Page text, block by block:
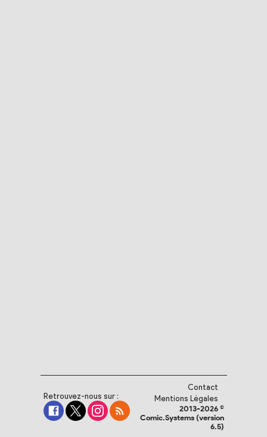
Retrouvez-nous sur :
Contact
Mentions Légales
2013-2026 ©
Comic.Systems (version
6.5)